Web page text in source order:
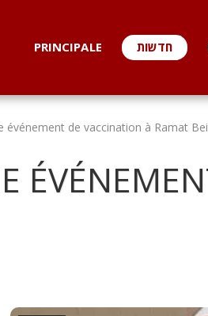
PRINCIPALE חדשות
événement de vaccination à Ramat